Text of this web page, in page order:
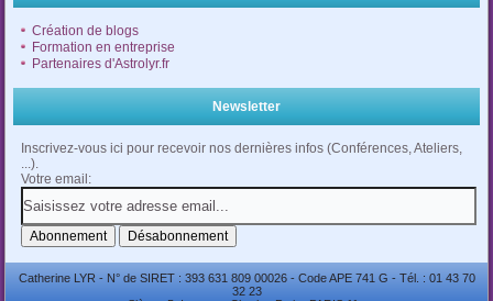
Création de blogs
Formation en entreprise
Partenaires d'Astrolyr.fr
Newsletter
Inscrivez-vous ici pour recevoir nos dernières infos (Conférences, Ateliers,
...).
Votre email:
Catherine LYR - N° de SIRET : 393 631 809 00026 - Code APE 741 G - Tél. : 01 43 70
32 23